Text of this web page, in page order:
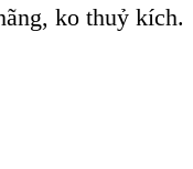
ko thuỷ kích.